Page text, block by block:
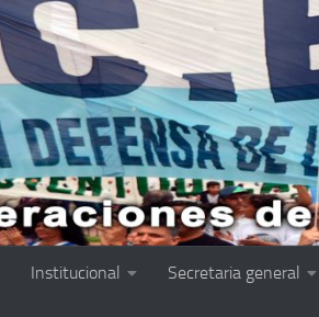
Institucional Secretaria general